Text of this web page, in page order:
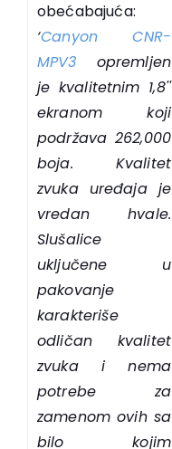
obećabajuća:
‘Canyon CNR-
MPV3 opremljen
je kvalitetnim 1,8''
ekranom koji
podržava 262,000
boja. Kvalitet
zvuka uređaja je
vredan hvale.
Slušalice
uključene u
pakovanje
karakteriše
odličan kvalitet
zvuka i nema
potrebe za
zamenom ovih sa
bilo kojim